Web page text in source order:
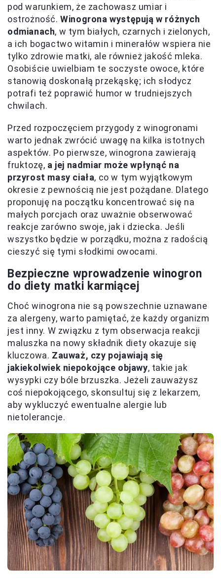
pod warunkiem, że zachowasz umiar i
ostrożność.Winogrona występują w różnych
odmianach, w tym białych, czarnych i zielonych,
a ich bogactwo witamin i minerałów wspiera nie
tylko zdrowie matki, ale również jakość mleka.
Osobiście uwielbiam te soczyste owoce, które
stanowią doskonałą przekąskę; ich słodycz
potrafi też poprawić humor w trudniejszych
chwilach.
Przed rozpoczęciem przygody z winogronami
warto jednak zwrócić uwagę na kilka istotnych
aspektów. Po pierwsze, winogrona zawierają
fruktozę, a jej nadmiar może wpłynąć na
przyrost masy ciała, co w tym wyjątkowym
okresie z pewnością nie jest pożądane. Dlatego
proponuję na początku koncentrować się na
małych porcjach oraz uważnie obserwować
reakcje zarówno swoje, jak i dziecka. Jeśli
wszystko będzie w porządku, można z radością
cieszyć się tymi słodkimi owocami.
Bezpieczne wprowadzenie winogron
do diety matki karmiącej
Choć winogrona nie są powszechnie uznawane
za alergeny, warto pamiętać, że każdy organizm
jest inny. W związku z tym obserwacja reakcji
maluszka na nowy składnik diety okazuje się
kluczowa. Zauważ, czy pojawiają się
jakiekolwiek niepokojące objawy, takie jak
wysypki czy bóle brzuszka. Jeżeli zauważysz
coś niepokojącego, skonsultuj się z lekarzem,
aby wykluczyć ewentualne alergie lub
nietolerancje.